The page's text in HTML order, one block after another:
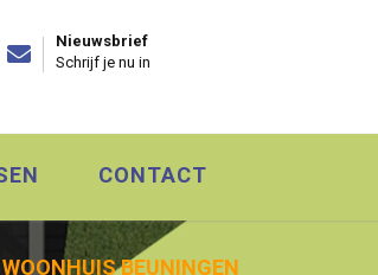
Nieuwsbrief
Schrijf je nu in
CONTACT
WOONHUIS BEUNINGEN